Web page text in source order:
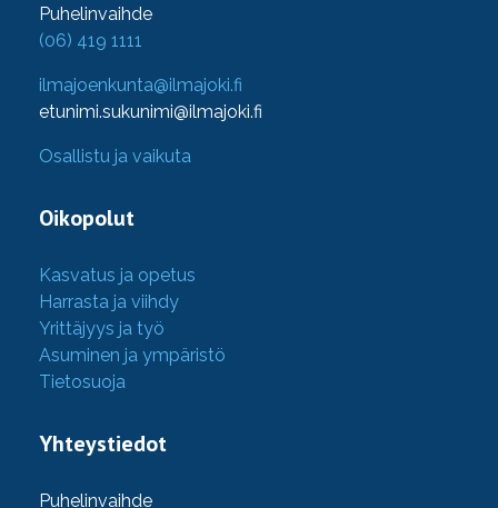
Puhelinvaihde
(06) 419 1111
ilmajoenkunta@ilmajoki.fi
etunimi.sukunimi@ilmajoki.fi
Osallistu ja vaikuta
Oikopolut
Kasvatus ja opetus
Harrasta ja viihdy
Yrittäjyys ja työ
Asuminen ja ympäristö
Tietosuoja
Yhteystiedot
Puhelinvaihde